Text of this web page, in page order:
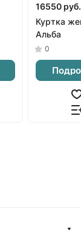
16550 руб.
Куртка
Альба
0